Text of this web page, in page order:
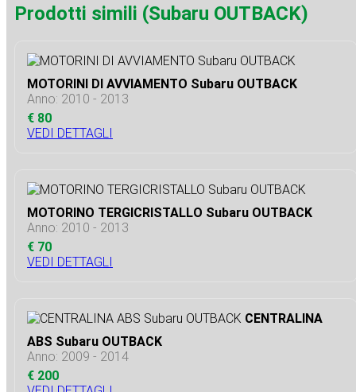
Prodotti simili (Subaru OUTBACK)
MOTORINI DI AVVIAMENTO Subaru OUTBACK
Anno: 2010 - 2013
€ 80
VEDI DETTAGLI
MOTORINO TERGICRISTALLO Subaru OUTBACK
Anno: 2010 - 2013
€ 70
VEDI DETTAGLI
CENTRALINA
ABS Subaru OUTBACK
Anno: 2009 - 2014
€ 200